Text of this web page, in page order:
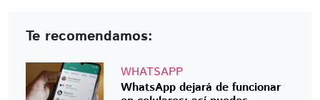
Te recomendamos:
WHATSAPP
WhatsApp dejará de funcionar